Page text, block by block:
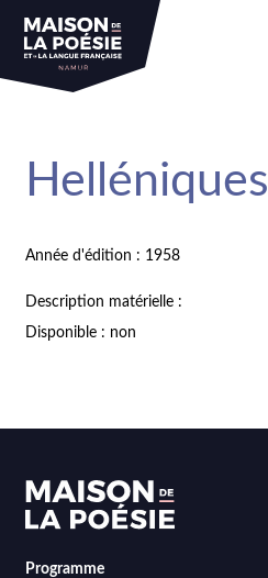
Helléniques
Année d'édition : 1958
Description matérielle :
Disponible : non
Programme